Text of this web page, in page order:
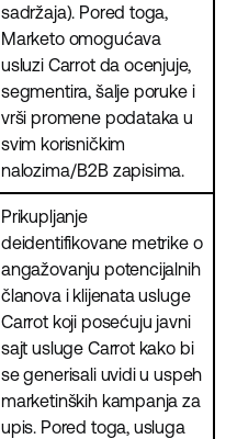
sadržaja). Pored toga,
Marketo omogućava
usluzi Carrot da ocenjuje,
segmentira, šalje poruke i
vrši promene podataka u
svim korisničkim
nalozima/B2B zapisima.
Prikupljanje
deidentifikovane metrike o
angažovanju potencijalnih
članova i klijenata usluge
Carrot koji posećuju javni
sajt usluge Carrot kako bi
se generisali uvidi u uspeh
marketinških kampanja za
upis. Pored toga, usluga